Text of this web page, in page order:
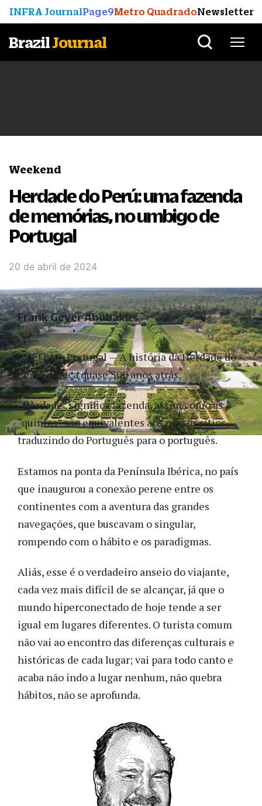
INFRA JournalPage9Metro QuadradoNewsletter
BrazilJournal
Weekend
Herdade do Perú: uma fazenda
de memórias, no umbigo de
Portugal
20 de abril de 2024
AZEITÃO, Portugal — A história da Herdade do
Perú começa quase 300 anos atrás.
“Herdade” significa fazenda, assim como as
“quintas” são equivalentes aos nossos sítios –
traduzindo do Português para o português.
Estamos na ponta da Península Ibérica, no país
que inaugurou a conexão perene entre os
continentes com a aventura das grandes
navegações, que buscavam o singular,
rompendo com o hábito e os paradigmas.
Aliás, esse é o verdadeiro anseio do viajante,
cada vez mais difícil de se alcançar, já que o
mundo hiperconectado de hoje tende a ser
igual em lugares diferentes. O turista comum
não vai ao encontro das diferenças culturais e
históricas de cada lugar; vai para todo canto e
acaba não indo a lugar nenhum, não quebra
hábitos, não se aprofunda.
Frank Geyer Abubakir